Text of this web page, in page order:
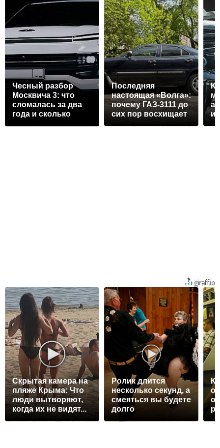
Чесный разбор
Москвича 3: что
сломалась за два
года и сколько
Последняя
настоящая «Волга»:
почему ГАЗ-3111 до
сих пор восхищает
Скрытая камера на
пляже Крыма: Что
люди вытворяют,
когда их не видят...
Ролик длится
несколько секунд, а
смеяться вы будете
долго